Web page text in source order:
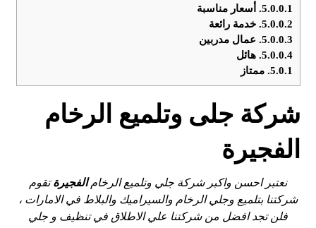
5.0.0.1. أسعار مناسبة
5.0.0.2. خدمة رائعة
5.0.0.3. عمال مدربين
5.0.0.4. هائل
5.0.1. ممتاز
شركة جلى وتلميع الرخام
الفجيرة
نعتبر احسن واكبر شركة جلي وتلميع الرخامالفجيرةتقوم
شركتنا بتلميع وجلي الرخام والسيراميك والبلاط في الامارات ،
فلن تجد افضل من شركتنا علي الاطلاق في تنظيف و جلي